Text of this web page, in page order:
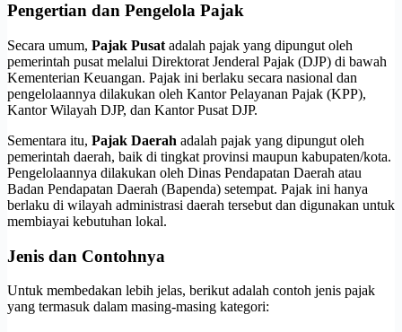
Pengertian dan Pengelola Pajak
Secara umum, Pajak Pusat adalah pajak yang dipungut oleh
pemerintah pusat melalui Direktorat Jenderal Pajak (DJP) di bawah
Kementerian Keuangan. Pajak ini berlaku secara nasional dan
pengelolaannya dilakukan oleh Kantor Pelayanan Pajak (KPP),
Kantor Wilayah DJP, dan Kantor Pusat DJP.
Sementara itu, Pajak Daerah adalah pajak yang dipungut oleh
pemerintah daerah, baik di tingkat provinsi maupun kabupaten/kota.
Pengelolaannya dilakukan oleh Dinas Pendapatan Daerah atau
Badan Pendapatan Daerah (Bapenda) setempat. Pajak ini hanya
berlaku di wilayah administrasi daerah tersebut dan digunakan untuk
membiayai kebutuhan lokal.
Jenis dan Contohnya
Untuk membedakan lebih jelas, berikut adalah contoh jenis pajak
yang termasuk dalam masing-masing kategori: